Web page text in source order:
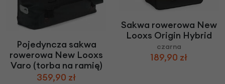
Pojedyncza sakwa
rowerowa New Looxs
Varo (torba na ramię)
359,90 zł
Sakwa rowerowa New
Looxs Origin Hybrid
czarna
189,90 zł